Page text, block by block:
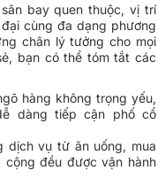
bay quen thuộc, vị trí
cùng đa dạng phương
chân lý tưởng cho mọi
bạn có thể tóm tắt các
hàng không trọng yếu,
dàng tiếp cận phố cổ
dịch vụ từ ăn uống, mua
đều được vận hành